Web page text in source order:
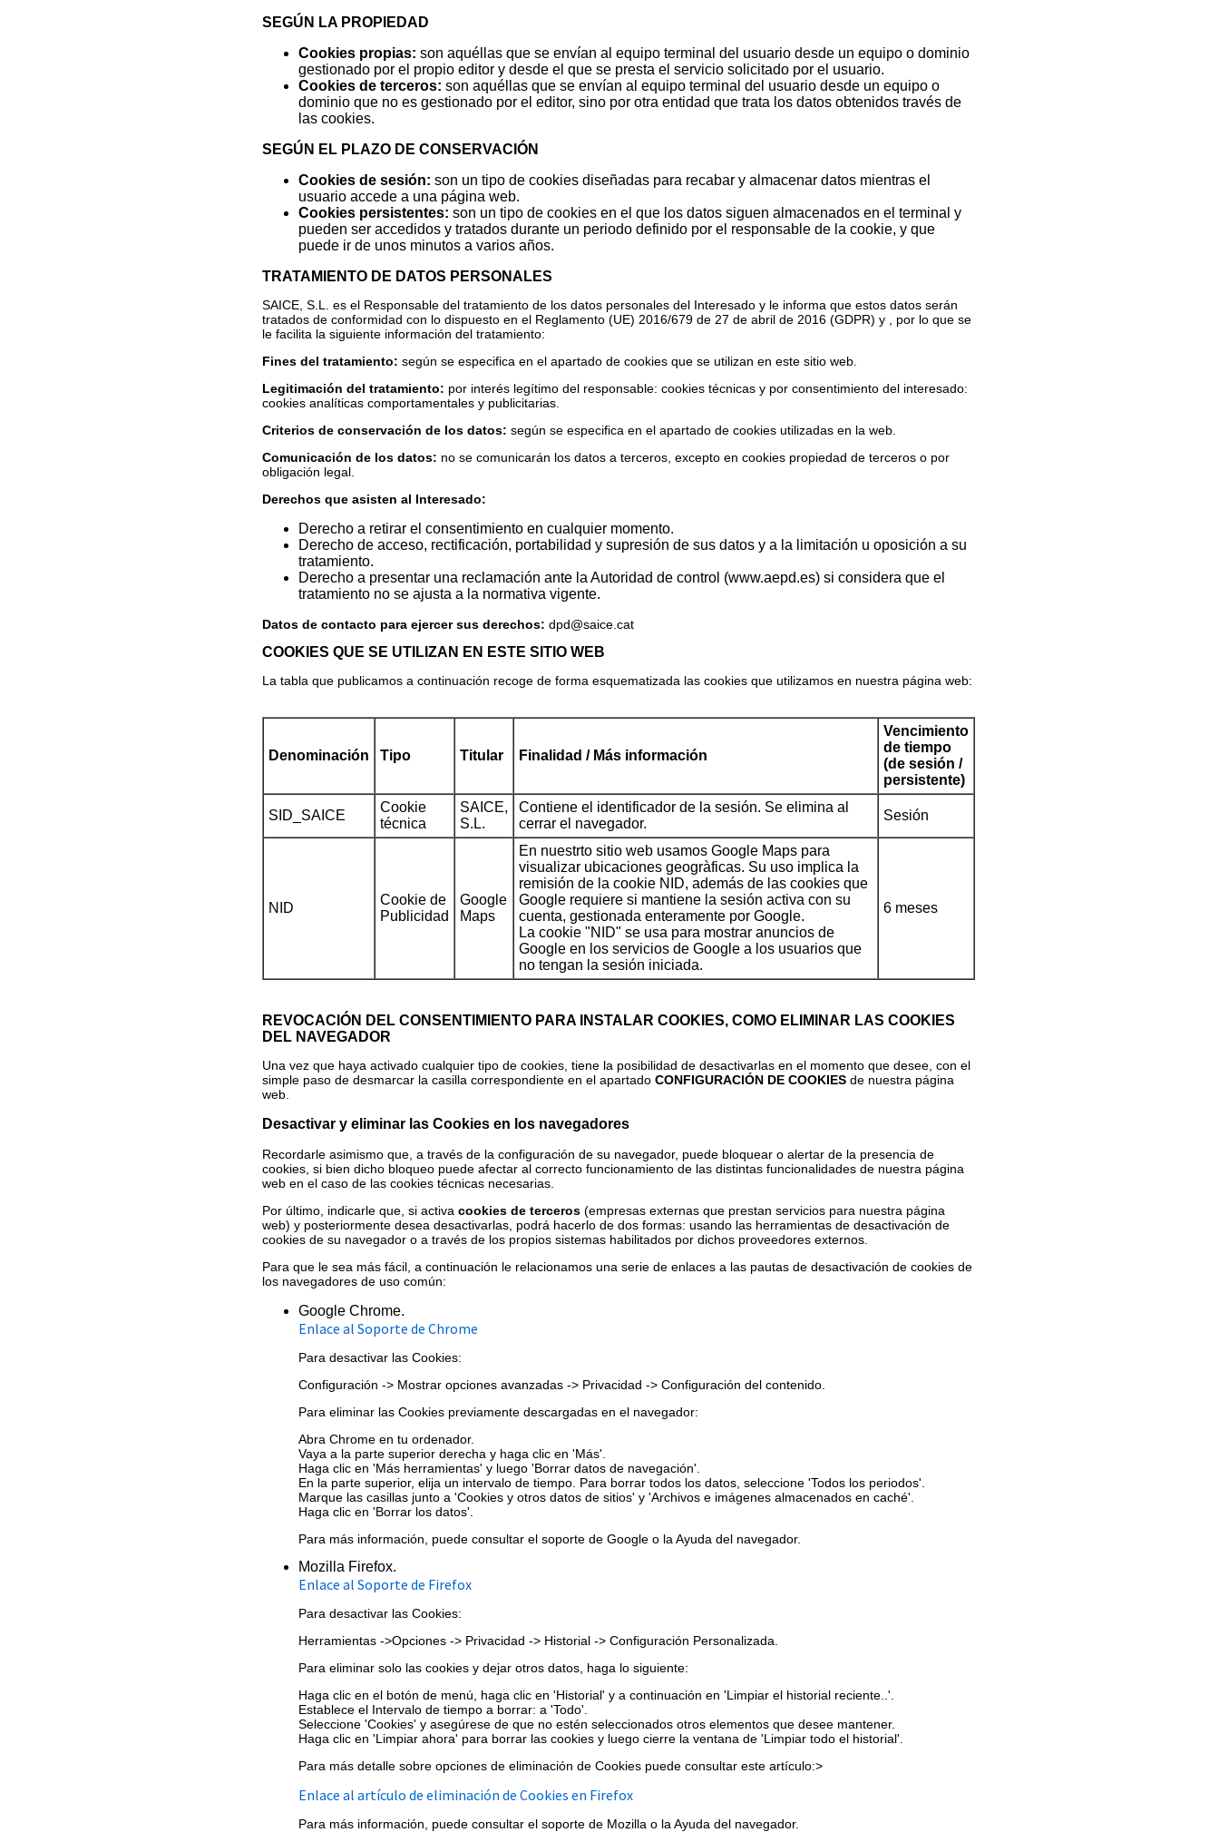
SEGÚN LA PROPIEDAD
Cookies propias: son aquéllas que se envían al equipo terminal del usuario desde un equipo o dominio
gestionado por el propio editor y desde el que se presta el servicio solicitado por el usuario.
Cookies de terceros: son aquéllas que se envían al equipo terminal del usuario desde un equipo o
dominio que no es gestionado por el editor, sino por otra entidad que trata los datos obtenidos través de
las cookies.
SEGÚN EL PLAZO DE CONSERVACIÓN
Cookies de sesión: son un tipo de cookies diseñadas para recabar y almacenar datos mientras el
usuario accede a una página web.
Cookies persistentes: son un tipo de cookies en el que los datos siguen almacenados en el terminal y
pueden ser accedidos y tratados durante un periodo definido por el responsable de la cookie, y que
puede ir de unos minutos a varios años.
TRATAMIENTO DE DATOS PERSONALES
SAICE, S.L. es el Responsable del tratamiento de los datos personales del Interesado y le informa que estos datos serán
tratados de conformidad con lo dispuesto en el Reglamento (UE) 2016/679 de 27 de abril de 2016 (GDPR) y , por lo que se
le facilita la siguiente información del tratamiento:
Fines del tratamiento: según se especifica en el apartado de cookies que se utilizan en este sitio web.
Legitimación del tratamiento: por interés legítimo del responsable: cookies técnicas y por consentimiento del interesado:
cookies analíticas comportamentales y publicitarias.
Criterios de conservación de los datos: según se especifica en el apartado de cookies utilizadas en la web.
Comunicación de los datos: no se comunicarán los datos a terceros, excepto en cookies propiedad de terceros o por
obligación legal.
Derechos que asisten al Interesado:
Derecho a retirar el consentimiento en cualquier momento.
Derecho de acceso, rectificación, portabilidad y supresión de sus datos y a la limitación u oposición a su
tratamiento.
Derecho a presentar una reclamación ante la Autoridad de control (www.aepd.es) si considera que el
tratamiento no se ajusta a la normativa vigente.
Datos de contacto para ejercer sus derechos: dpd@saice.cat
COOKIES QUE SE UTILIZAN EN ESTE SITIO WEB
La tabla que publicamos a continuación recoge de forma esquematizada las cookies que utilizamos en nuestra página web:
Denominación Tipo Titular Finalidad / Más información
Vencimiento
de tiempo
(de sesión /
persistente)
SID_SAICE
Cookie
técnica
SAICE,
S.L.
Contiene el identificador de la sesión. Se elimina al
cerrar el navegador.
Sesión
NID
Cookie de
Publicidad
Google
Maps
En nuestrto sitio web usamos Google Maps para
visualizar ubicaciones geogràficas. Su uso implica la
remisión de la cookie NID, además de las cookies que
Google requiere si mantiene la sesión activa con su
cuenta, gestionada enteramente por Google.
La cookie "NID" se usa para mostrar anuncios de
Google en los servicios de Google a los usuarios que
no tengan la sesión iniciada.
6 meses
REVOCACIÓN DEL CONSENTIMIENTO PARA INSTALAR COOKIES, COMO ELIMINAR LAS COOKIES
DEL NAVEGADOR
Una vez que haya activado cualquier tipo de cookies, tiene la posibilidad de desactivarlas en el momento que desee, con el
simple paso de desmarcar la casilla correspondiente en el apartado CONFIGURACIÓN DE COOKIESde nuestra página
web.
Desactivar y eliminar las Cookies en los navegadores
Recordarle asimismo que, a través de la configuración de su navegador, puede bloquear o alertar de la presencia de
cookies, si bien dicho bloqueo puede afectar al correcto funcionamiento de las distintas funcionalidades de nuestra página
web en el caso de las cookies técnicas necesarias.
Por último, indicarle que, si activa cookies de terceros(empresas externas que prestan servicios para nuestra página
web) y posteriormente desea desactivarlas, podrá hacerlo de dos formas: usando las herramientas de desactivación de
cookies de su navegador o a través de los propios sistemas habilitados por dichos proveedores externos.
Para que le sea más fácil, a continuación le relacionamos una serie de enlaces a las pautas de desactivación de cookies de
los navegadores de uso común:
Google Chrome.
Enlace al Soporte de Chrome
Para desactivar las Cookies:
Configuración -> Mostrar opciones avanzadas -> Privacidad -> Configuración del contenido.
Para eliminar las Cookies previamente descargadas en el navegador:
Abra Chrome en tu ordenador.
Vaya a la parte superior derecha y haga clic en 'Más'.
Haga clic en 'Más herramientas' y luego 'Borrar datos de navegación'.
En la parte superior, elija un intervalo de tiempo. Para borrar todos los datos, seleccione 'Todos los periodos'.
Marque las casillas junto a 'Cookies y otros datos de sitios' y 'Archivos e imágenes almacenados en caché'.
Haga clic en 'Borrar los datos'.
Para más información, puede consultar el soporte de Google o la Ayuda del navegador.
Mozilla Firefox.
Enlace al Soporte de Firefox
Para desactivar las Cookies:
Herramientas ->Opciones -> Privacidad -> Historial -> Configuración Personalizada.
Para eliminar solo las cookies y dejar otros datos, haga lo siguiente:
Haga clic en el botón de menú, haga clic en 'Historial' y a continuación en 'Limpiar el historial reciente..'.
Establece el Intervalo de tiempo a borrar: a 'Todo'.
Seleccione 'Cookies' y asegúrese de que no estén seleccionados otros elementos que desee mantener.
Haga clic en 'Limpiar ahora' para borrar las cookies y luego cierre la ventana de 'Limpiar todo el historial'.
Para más detalle sobre opciones de eliminación de Cookies puede consultar este artículo:>
Enlace al artículo de eliminación de Cookies en Firefox
Para más información, puede consultar el soporte de Mozilla o la Ayuda del navegador.